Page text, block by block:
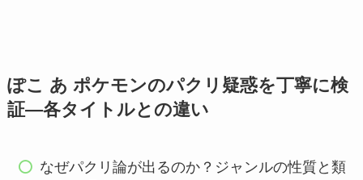
ぽこ あ ポケモンのパクリ疑惑を丁寧に検
証―各タイトルとの違い
なぜパクリ論が出るのか？ジャンルの性質と類